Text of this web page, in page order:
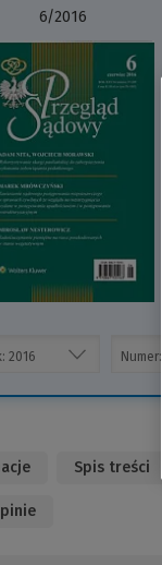
6/2016
Spis treści